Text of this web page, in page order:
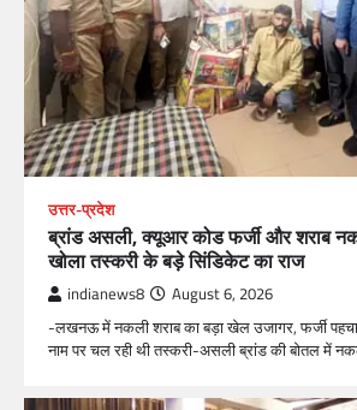
उत्तर-प्रदेश
ब्रांड असली, क्यूआर कोड फर्जी और शराब
खोला तस्करी के बड़े सिंडिकेट का राज
indianews8 August 6, 2026
-लखनऊ में नकली शराब का बड़ा खेल उजागर, फर्जी
नाम पर चल रही थी तस्करी-असली ब्रांड की बोतल में